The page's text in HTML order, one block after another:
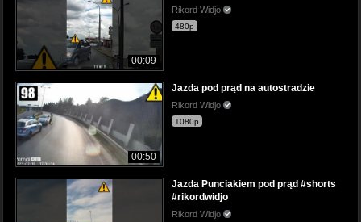
00:09
Rikord Widjo
480p
00:50
Jazda pod prąd na autostradzie
Rikord Widjo
1080p
Jazda Punciakiem pod prąd #shorts
#rikordwidjo
Rikord Widjo